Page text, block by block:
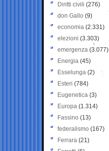
Diritti civili (276)
don Gallo (9)
economia (2.331)
elezioni (3.303)
emergenza (3.077)
Energia (45)
Esselunga (2)
Esteri (784)
Eugenetica (3)
Europa (1.314)
Fassino (13)
federalismo (167)
Ferrara (21)